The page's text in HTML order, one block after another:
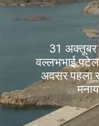
31 अक्तूबर
वल्लभभाई
अवसर पहला